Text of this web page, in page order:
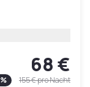
68 €
% 155 €pro Nacht